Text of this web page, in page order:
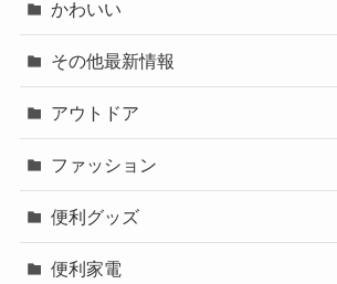
かわいい
その他最新情報
アウトドア
ファッション
便利グッズ
便利家電